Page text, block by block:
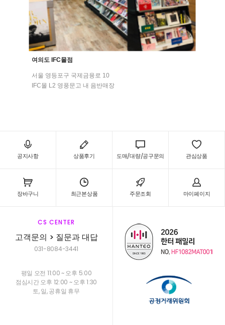
여의도 IFC몰점
서울 영등포구 국제금융로 10
IFC몰 L2 영풍문고 내 음반매장
공지사항 상품후기 도매/대량/공구문의 관심상품
장바구니 최근본상품 주문조회 마이페이지
CS CENTER
고객문의 > 질문과 대답
031-8084-3441
평일 오전 11:00 ~ 오후 5:00
점심시간 오후 12:00 ~ 오후 1:30
토, 일, 공휴일 휴무